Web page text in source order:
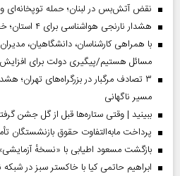
نقض آتش‌بس در لبنان؛ حمله توپخانه‌ای
هشدار نارنجی هواشناسی برای ۴ استان؛ خطر سیلاب و رعدوبرق در ارتفاعات
با همراهی کارشناسان، دانشگاهیان،
مسائل هستیم/پیگیری دولت برای افزایش
۳ تصادف مرگبار در بزرگراه‌های تهران؛
مسیر ناگهانی
ببینید | وقتی ستاره‌ها قبل از گل جشن
پرداخت مابه‌التفاوت حقوق بازنشستگان
بازگشت مسعود اطیابی با «نسخهٔ
ابراهیم حاتمی کیا با خاکستر سبز در